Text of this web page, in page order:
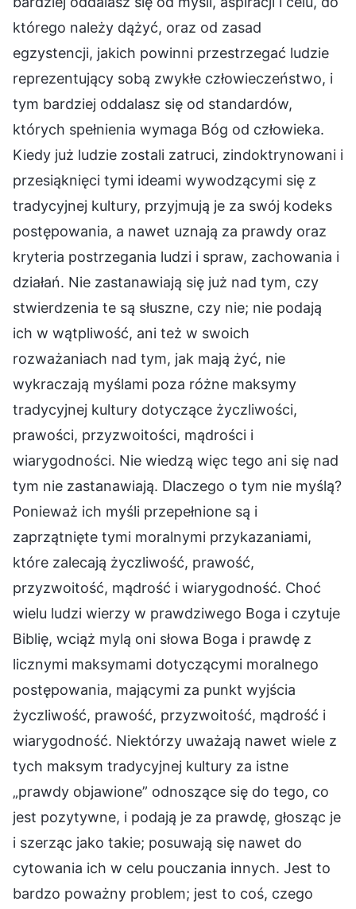
którego należy dążyć, oraz od zasad
egzystencji, jakich powinni przestrzegać ludzie
reprezentujący sobą zwykłe człowieczeństwo, i
tym bardziej oddalasz się od standardów,
których spełnienia wymaga Bóg od człowieka.
Kiedy już ludzie zostali zatruci, zindoktrynowani i
przesiąknięci tymi ideami wywodzącymi się z
tradycyjnej kultury, przyjmują je za swój kodeks
postępowania, a nawet uznają za prawdy oraz
kryteria postrzegania ludzi i spraw, zachowania i
działań. Nie zastanawiają się już nad tym, czy
stwierdzenia te są słuszne, czy nie; nie podają
ich w wątpliwość, ani też w swoich
rozważaniach nad tym, jak mają żyć, nie
wykraczają myślami poza różne maksymy
tradycyjnej kultury dotyczące życzliwości,
prawości, przyzwoitości, mądrości i
wiarygodności. Nie wiedzą więc tego ani się nad
tym nie zastanawiają. Dlaczego o tym nie myślą?
Ponieważ ich myśli przepełnione są i
zaprzątnięte tymi moralnymi przykazaniami,
które zalecają życzliwość, prawość,
przyzwoitość, mądrość i wiarygodność. Choć
wielu ludzi wierzy w prawdziwego Boga i czytuje
Biblię, wciąż mylą oni słowa Boga i prawdę z
licznymi maksymami dotyczącymi moralnego
postępowania, mającymi za punkt wyjścia
życzliwość, prawość, przyzwoitość, mądrość i
wiarygodność. Niektórzy uważają nawet wiele z
tych maksym tradycyjnej kultury za istne
„prawdy objawione” odnoszące się do tego, co
jest pozytywne, i podają je za prawdę, głosząc je
i szerząc jako takie; posuwają się nawet do
cytowania ich w celu pouczania innych. Jest to
bardzo poważny problem; jest to coś, czego